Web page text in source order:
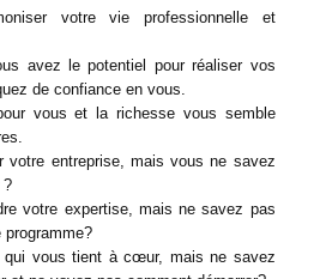
votre vie professionnelle et
avez le potentiel pour réaliser vos
de confiance en vous.
vous et la richesse vous semble
votre entreprise, mais vous ne savez
?
votre expertise, mais ne savez pas
programme?
qui vous tient à cœur, mais ne savez